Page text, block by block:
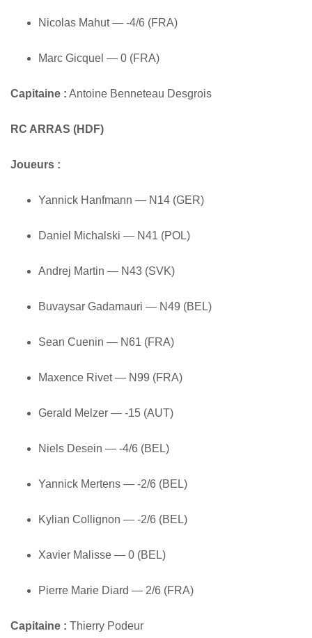
Nicolas Mahut — -4/6 (FRA)
Marc Gicquel — 0 (FRA)
Capitaine : Antoine Benneteau Desgrois
RC ARRAS (HDF)
Joueurs :
Yannick Hanfmann — N14 (GER)
Daniel Michalski — N41 (POL)
Andrej Martin — N43 (SVK)
Buvaysar Gadamauri — N49 (BEL)
Sean Cuenin — N61 (FRA)
Maxence Rivet — N99 (FRA)
Gerald Melzer — -15 (AUT)
Niels Desein — -4/6 (BEL)
Yannick Mertens — -2/6 (BEL)
Kylian Collignon — -2/6 (BEL)
Xavier Malisse — 0 (BEL)
Pierre Marie Diard — 2/6 (FRA)
Capitaine : Thierry Podeur